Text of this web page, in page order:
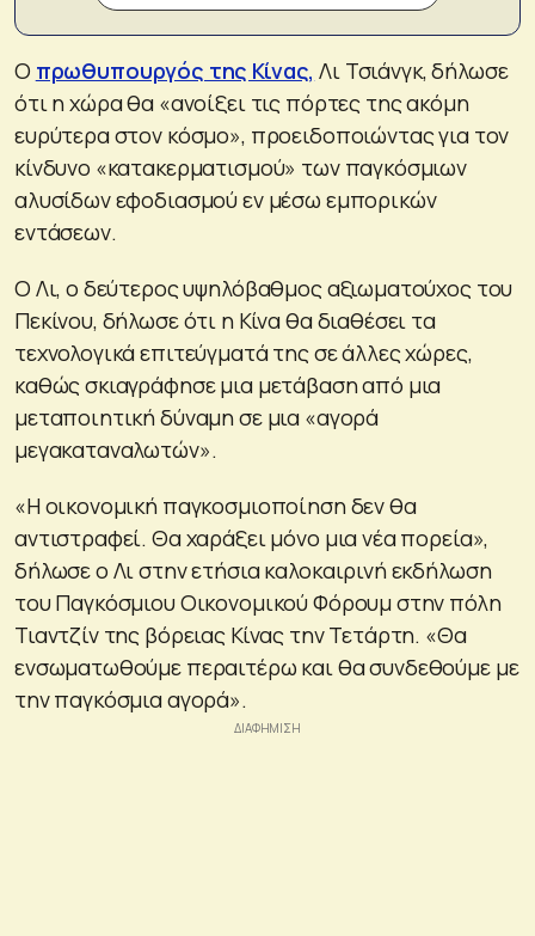
Ο πρωθυπουργός της Κίνας, Λι Τσιάνγκ, δήλωσε
ότι η χώρα θα «ανοίξει τις πόρτες της ακόμη
ευρύτερα στον κόσμο», προειδοποιώντας για τον
κίνδυνο «κατακερματισμού» των παγκόσμιων
αλυσίδων εφοδιασμού εν μέσω εμπορικών
εντάσεων.
Ο Λι, ο δεύτερος υψηλόβαθμος αξιωματούχος του
Πεκίνου, δήλωσε ότι η Κίνα θα διαθέσει τα
τεχνολογικά επιτεύγματά της σε άλλες χώρες,
καθώς σκιαγράφησε μια μετάβαση από μια
μεταποιητική δύναμη σε μια «αγορά
μεγακαταναλωτών».
«Η οικονομική παγκοσμιοποίηση δεν θα
αντιστραφεί. Θα χαράξει μόνο μια νέα πορεία»,
δήλωσε ο Λι στην ετήσια καλοκαιρινή εκδήλωση
του Παγκόσμιου Οικονομικού Φόρουμ στην πόλη
Τιαντζίν της βόρειας Κίνας την Τετάρτη. «Θα
ενσωματωθούμε περαιτέρω και θα συνδεθούμε με
την παγκόσμια αγορά».